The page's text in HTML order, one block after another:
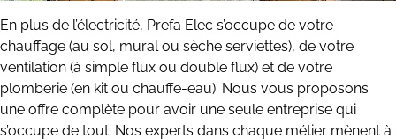
En plus de l’électricité, Prefa Elec s’occupe de votre
chauffage (au sol, mural ou sèche serviettes), de votre
ventilation (à simple flux ou double flux) et de votre
plomberie (en kit ou chauffe-eau). Nous vous proposons
une offre complète pour avoir une seule entreprise qui
s’occupe de tout. Nos experts dans chaque métier mènent à